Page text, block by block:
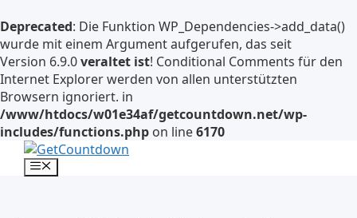
Deprecated: Die Funktion WP_Dependencies->add_data()
wurde mit einem Argument aufgerufen, das seit
Version 6.9.0veraltet ist! Conditional Comments für den
Internet Explorer werden von allen unterstützten
Browsern ignoriert. in
/www/htdocs/w01e34af/getcountdown.net/wp-
includes/functions.php on line6170
Zum
Inhalt
Menü